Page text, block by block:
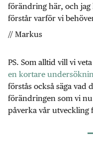
förändring här, och jag
förstår varför vi
// Markus
PS. Som alltid vill vi
en kortare
förstås också säga vad
förändringen som vi
påverka vår utveckling